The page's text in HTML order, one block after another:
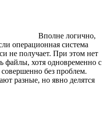
Вполне логично,
операционная система
не получает. При этом нет
файлы, хотя одновременно с
без проблем.
разные, но явно делятся